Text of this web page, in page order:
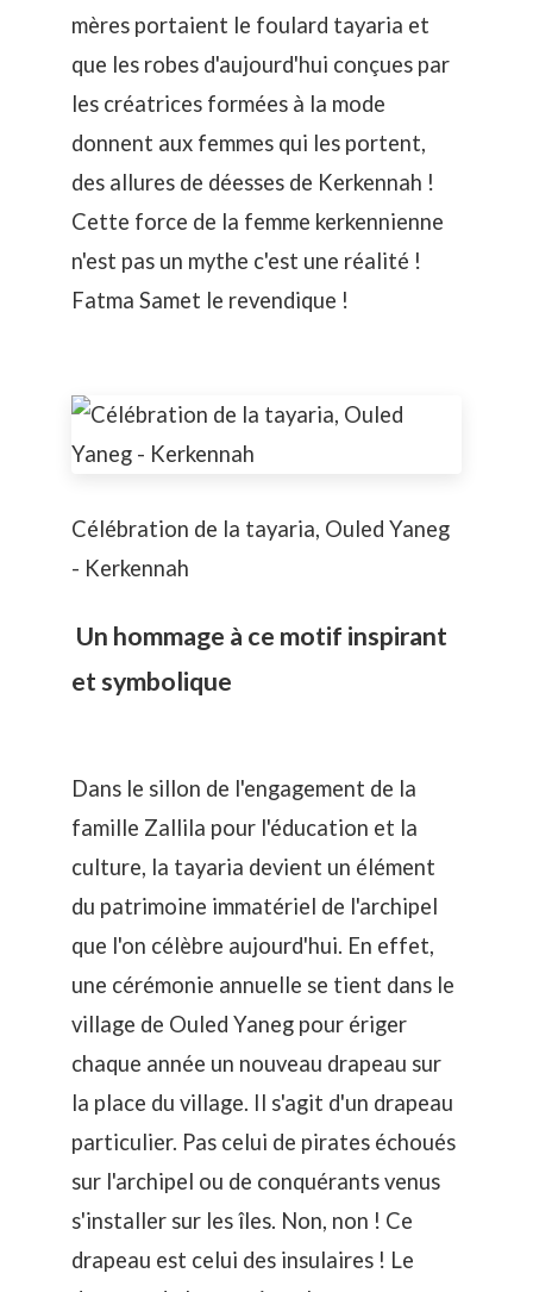
mères portaient le foulard tayaria et
que les robes d'aujourd'hui conçues par
les créatrices formées à la mode
donnent aux femmes qui les portent,
des allures de déesses de Kerkennah !
Cette force de la femme kerkennienne
n'est pas un mythe c'est une réalité !
Fatma Samet le revendique !
Célébration de la tayaria, Ouled Yaneg
- Kerkennah
Un hommage à ce motif inspirant
et symbolique
Dans le sillon de l'engagement de la
famille Zallila pour l'éducation et la
culture, la tayaria devient un élément
du patrimoine immatériel de l'archipel
que l'on célèbre aujourd'hui. En effet,
une cérémonie annuelle se tient dans le
village de Ouled Yaneg pour ériger
chaque année un nouveau drapeau sur
la place du village. Il s'agit d'un drapeau
particulier. Pas celui de pirates échoués
sur l'archipel ou de conquérants venus
s'installer sur les îles. Non, non ! Ce
drapeau est celui des insulaires ! Le